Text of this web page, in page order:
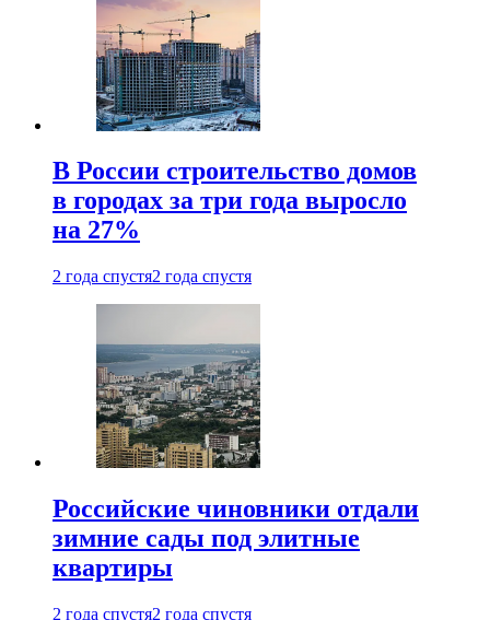
В России строительство домов
в городах за три года выросло
на 27%
2 года спустя2 года спустя
Российские чиновники отдали
зимние сады под элитные
квартиры
2 года спустя2 года спустя